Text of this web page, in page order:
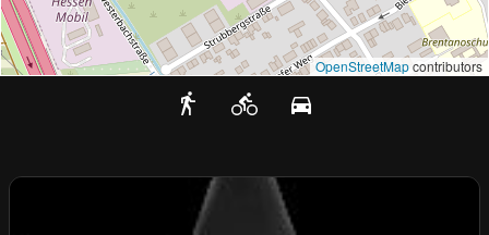
OpenStreetMapcontributors